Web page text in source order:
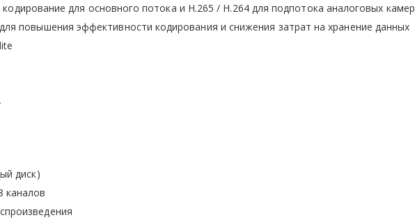
для основного потока и H.265 / H.264 для подпотока аналоговых камер
повышения эффективности кодирования и снижения затрат на хранение данных
диск)
каналов